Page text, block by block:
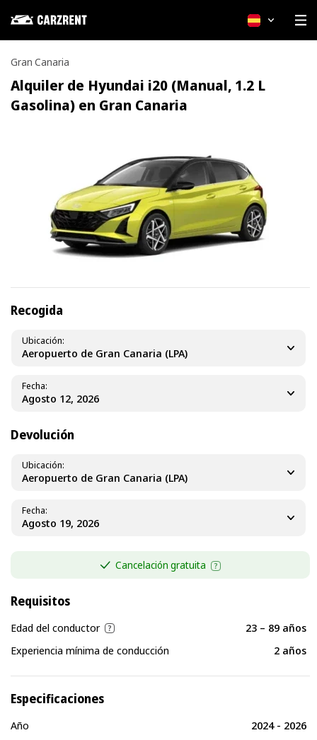
Español
Gran Canaria
Alquiler de Hyundai i20 (Manual, 1.2 L
Gasolina) en Gran Canaria
Recogida
Aeropuerto de Gran Canaria (LPA)
Ubicación
Fecha
Devolución
Aeropuerto de Gran Canaria (LPA)
Ubicación
Fecha
Cancelación gratuita
Requisitos
Edad del conductor
23 – 89 años
Experiencia mínima de conducción
2 años
Especificaciones
Año
2024 - 2026